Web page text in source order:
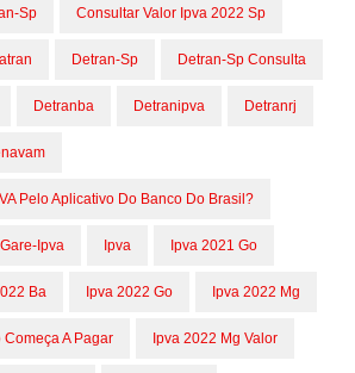
Sp Consultar Valor Ipva 2022 Sp
Detran-Sp Detran-Sp Consulta
Detranba Detranipva Detranrj
Pelo Aplicativo Do Banco Do Brasil?
Gare-Ipva Ipva Ipva 2021 Go
Ba Ipva 2022 Go Ipva 2022 Mg
Começa A Pagar Ipva 2022 Mg Valor